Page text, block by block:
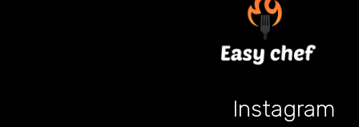
Instagram